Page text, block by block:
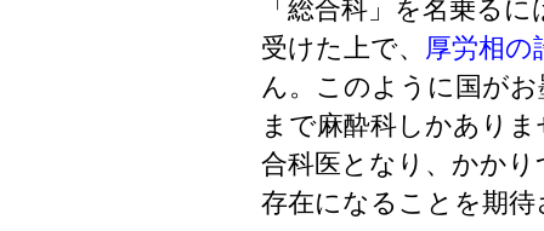
「総合科」を名乗るに
受けた上で、 厚労相の
ん。このように国が
まで麻酔科しかあり
合科医となり、かか
存在になることを期